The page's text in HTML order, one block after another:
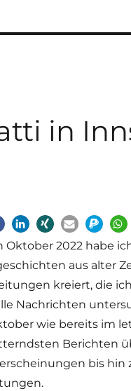
in
Oktober 2022 habe
aus alter
kreiert, die
Nachrichten
wie bereits im
Berichten
bis hin